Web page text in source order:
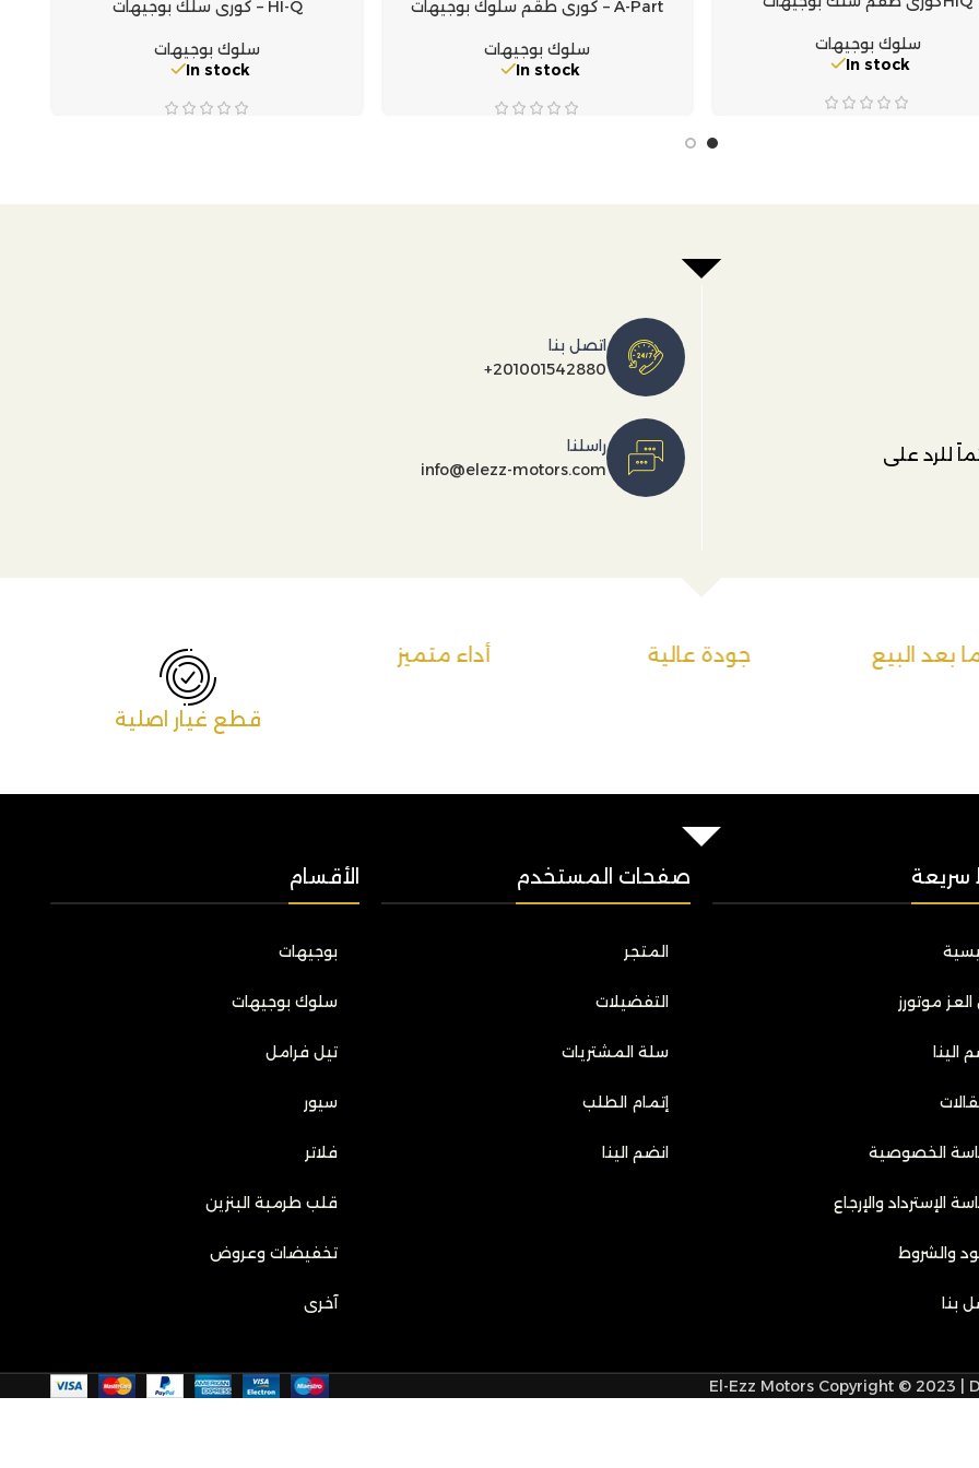
سلوك بوجيهات
In stock
A-Part – كوري طقم سلوك بوجيهات
سلوك بوجيهات
In stock
HI-Q – كورى سلك بوجيهات
سلوك بوجيهات
In stock
للرد على
اتصل بنا
+201001542880
راسلنا
info@elezz-motors.com
بعد البيع جودة عالية أداء متميز قطع غيار اصلية
سريعة
موتورز
الينا
الخصوصية
الإسترداد والإرجاع
والشروط
بنا
صفحات المستخدم
المتجر
التفضيلات
سلة المشتريات
إتمام الطلب
انضم الينا
الأقسام
بوجيهات
سلوك بوجيهات
تيل فرامل
سيور
فلاتر
قلب طرمبة البنزين
تخفيضات وعروض
آخرى
El-Ezz Motors Copyright © 2023 |